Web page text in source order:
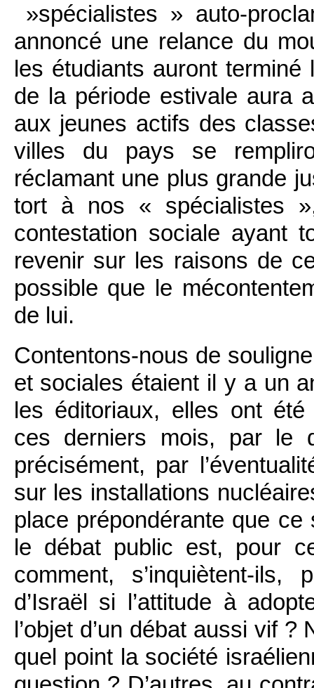
»spécialistes » auto-
annoncé une relance du
les étudiants auront terminé
de la période estivale aura
aux jeunes actifs des
villes du pays se
réclamant une plus grande
tort à nos « spécialistes
contestation sociale ayant
revenir sur les raisons de
possible que le
de lui.
Contentons-nous de
et sociales étaient il y a un
les éditoriaux, elles ont été
ces derniers mois, par le
précisément, par
sur les installations
place prépondérante que
le débat public est, pour
comment, s’inquiètent-
d’Israël si l’attitude à
l’objet d’un débat aussi vif ?
quel point la société